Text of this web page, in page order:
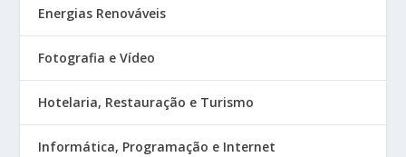
Energias Renováveis
Fotografia e Vídeo
Hotelaria, Restauração e Turismo
Informática, Programação e Internet